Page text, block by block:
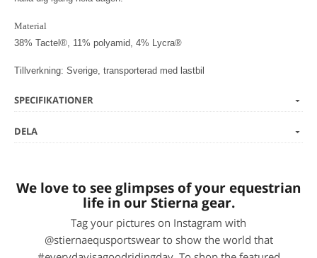
Material
38% Tactel®, 11% polyamid, 4% Lycra®
Tillverkning: Sverige, transporterad med lastbil
SPECIFIKATIONER
DELA
We love to see glimpses of your equestrian
life in our Stierna gear.
Tag your pictures on Instagram with
@stiernaequsportswear to show the world that